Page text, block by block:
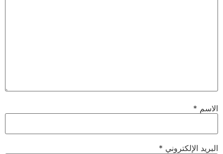
الاسم *
البريد الإلكتروني *